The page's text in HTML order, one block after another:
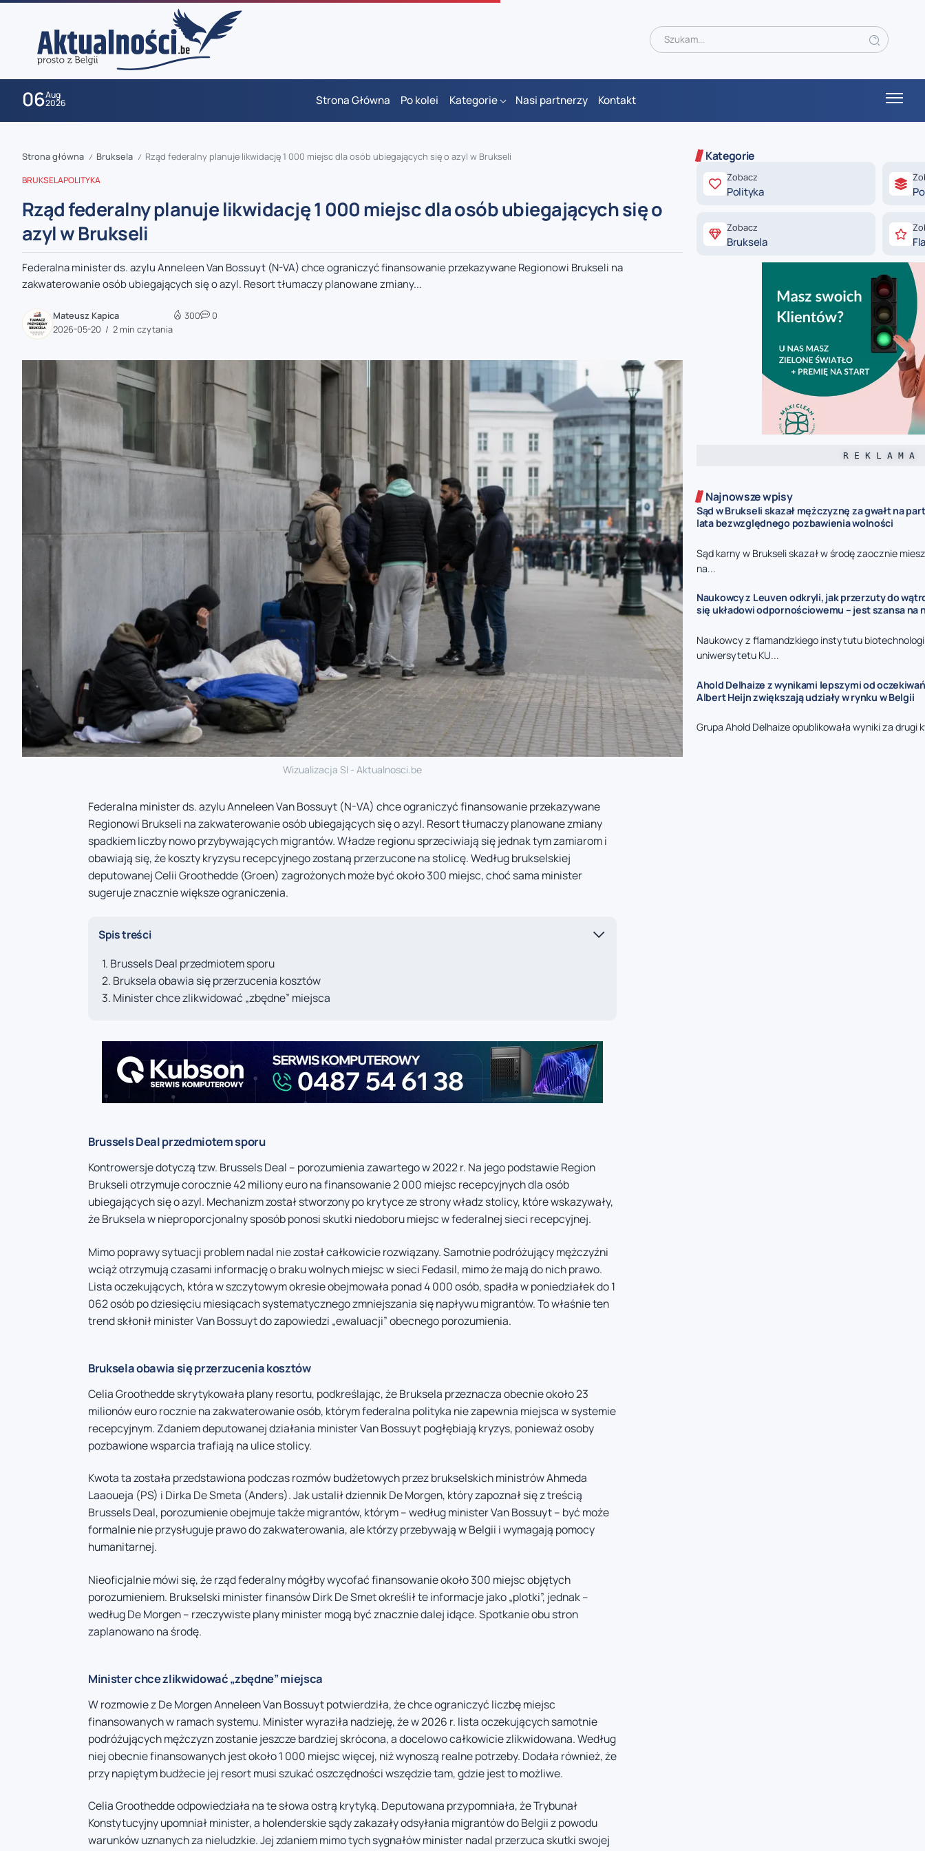
06Aug
2026 Strona Główna Po kolei Kategorie Nasi partnerzy Kontakt
zaobserwuj nas
zaobserwuj nas
zaobserwuj nas
zaobserwuj nas
zaobserwuj nas
Strona główna / Bruksela / Rząd federalny planuje likwidację 1 000 miejsc dla osób ubiegających się o azyl w Brukseli
BRUKSELAPOLITYKA
Rząd federalny planuje likwidację 1 000 miejsc dla osób ubiegających się o
azyl w Brukseli
Federalna minister ds. azylu Anneleen Van Bossuyt (N-VA) chce ograniczyć finansowanie przekazywane Regionowi Brukseli na
zakwaterowanie osób ubiegających się o azyl. Resort tłumaczy planowane zmiany...
Mateusz Kapica
2026-05-20
2 min czytania
300 0
Wizualizacja SI - Aktualnosci.be
Federalna minister ds. azylu Anneleen Van Bossuyt (N-VA) chce ograniczyć finansowanie przekazywane
Regionowi Brukseli na zakwaterowanie osób ubiegających się o azyl. Resort tłumaczy planowane zmiany
spadkiem liczby nowo przybywających migrantów. Władze regionu sprzeciwiają się jednak tym zamiarom i
obawiają się, że koszty kryzysu recepcyjnego zostaną przerzucone na stolicę. Według brukselskiej
deputowanej Celii Groothedde (Groen) zagrożonych może być około 300 miejsc, choć sama minister
sugeruje znacznie większe ograniczenia.
Spis treści
Brussels Deal przedmiotem sporu
Bruksela obawia się przerzucenia kosztów
Minister chce zlikwidować „zbędne” miejsca
Brussels Deal przedmiotem sporu
Kontrowersje dotyczą tzw. Brussels Deal – porozumienia zawartego w 2022 r. Na jego podstawie Region
Brukseli otrzymuje corocznie 42 miliony euro na finansowanie 2 000 miejsc recepcyjnych dla osób
ubiegających się o azyl. Mechanizm został stworzony po krytyce ze strony władz stolicy, które wskazywały,
że Bruksela w nieproporcjonalny sposób ponosi skutki niedoboru miejsc w federalnej sieci recepcyjnej.
Mimo poprawy sytuacji problem nadal nie został całkowicie rozwiązany. Samotnie podróżujący mężczyźni
wciąż otrzymują czasami informację o braku wolnych miejsc w sieci Fedasil, mimo że mają do nich prawo.
Lista oczekujących, która w szczytowym okresie obejmowała ponad 4 000 osób, spadła w poniedziałek do 1
062 osób po dziesięciu miesiącach systematycznego zmniejszania się napływu migrantów. To właśnie ten
trend skłonił minister Van Bossuyt do zapowiedzi „ewaluacji” obecnego porozumienia.
Bruksela obawia się przerzucenia kosztów
Celia Groothedde skrytykowała plany resortu, podkreślając, że Bruksela przeznacza obecnie około 23
milionów euro rocznie na zakwaterowanie osób, którym federalna polityka nie zapewnia miejsca w systemie
recepcyjnym. Zdaniem deputowanej działania minister Van Bossuyt pogłębiają kryzys, ponieważ osoby
pozbawione wsparcia trafiają na ulice stolicy.
Kwota ta została przedstawiona podczas rozmów budżetowych przez brukselskich ministrów Ahmeda
Laaoueja (PS) i Dirka De Smeta (Anders). Jak ustalił dziennik De Morgen, który zapoznał się z treścią
Brussels Deal, porozumienie obejmuje także migrantów, którym – według minister Van Bossuyt – być może
formalnie nie przysługuje prawo do zakwaterowania, ale którzy przebywają w Belgii i wymagają pomocy
humanitarnej.
Nieoficjalnie mówi się, że rząd federalny mógłby wycofać finansowanie około 300 miejsc objętych
porozumieniem. Brukselski minister finansów Dirk De Smet określił te informacje jako „plotki”, jednak –
według De Morgen – rzeczywiste plany minister mogą być znacznie dalej idące. Spotkanie obu stron
zaplanowano na środę.
Minister chce zlikwidować „zbędne” miejsca
W rozmowie z De Morgen Anneleen Van Bossuyt potwierdziła, że chce ograniczyć liczbę miejsc
finansowanych w ramach systemu. Minister wyraziła nadzieję, że w 2026 r. lista oczekujących samotnie
podróżujących mężczyzn zostanie jeszcze bardziej skrócona, a docelowo całkowicie zlikwidowana. Według
niej obecnie finansowanych jest około 1 000 miejsc więcej, niż wynoszą realne potrzeby. Dodała również, że
przy napiętym budżecie jej resort musi szukać oszczędności wszędzie tam, gdzie jest to możliwe.
Celia Groothedde odpowiedziała na te słowa ostrą krytyką. Deputowana przypomniała, że Trybunał
Konstytucyjny upomniał minister, a holenderskie sądy zakazały odsyłania migrantów do Belgii z powodu
warunków uznanych za nieludzkie. Jej zdaniem mimo tych sygnałów minister nadal przerzuca skutki swojej
Kategorie
Zobacz
Polityka
Zobacz
Bruksela
R E K L A M A
Najnowsze wpisy
Sąd w Brukseli skazał mężczyznę za gwałt na
lata bezwzględnego pozbawienia wolności
Sąd karny w Brukseli skazał w środę zaocznie
na...
Naukowcy z Leuven odkryli, jak przerzuty do
się układowi odpornościowemu – jest szansa na
Naukowcy z flamandzkiego instytutu
uniwersytetu KU...
Ahold Delhaize z wynikami lepszymi od
Albert Heijn zwiększają udziały w rynku w Belgii
Grupa Ahold Delhaize opublikowała wyniki za drugi